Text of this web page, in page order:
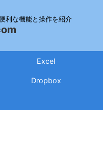
利な機能と操作を紹介
Excel
Dropbox